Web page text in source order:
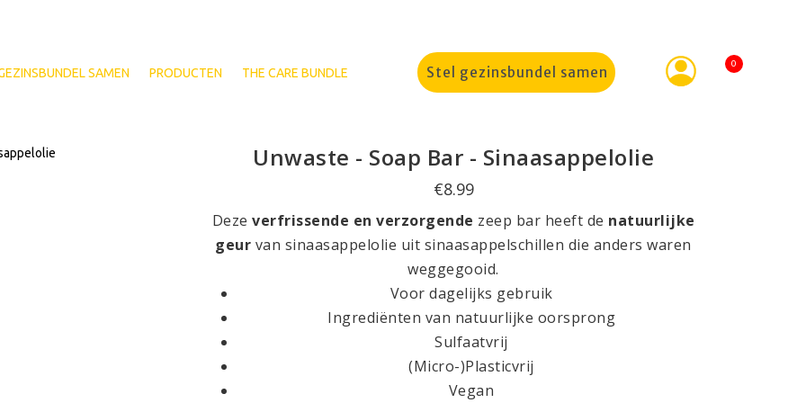
SAMEN PRODUCTEN THE CARE BUNDLE Stel gezinsbundel samen
0
Unwaste - Soap Bar - Sinaasappelolie
€8.99
Deze verfrissende en verzorgende zeep bar heeft de natuurlijke
geur van sinaasappelolie uit sinaasappelschillen die anders waren
weggegooid.
Voor dagelijks gebruik
Ingrediënten van natuurlijke oorsprong
Sulfaatvrij
(Micro-)Plasticvrij
Vegan